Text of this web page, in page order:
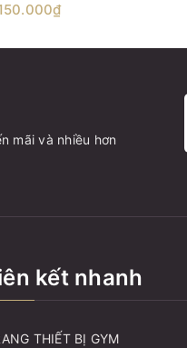
mãi và nhiều hơn
kết nhanh
THIẾT BỊ GYM